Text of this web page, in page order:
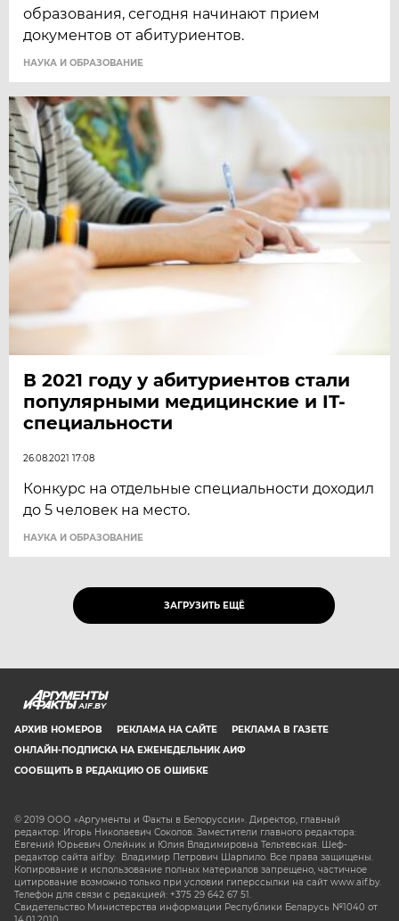
образования, сегодня начинают прием
документов от абитуриентов.
НАУКА И ОБРАЗОВАНИЕ
В 2021 году у абитуриентов стали
популярными медицинские и IT-
специальности
26.08.2021 17:08
Конкурс на отдельные специальности доходил
до 5 человек на место.
НАУКА И ОБРАЗОВАНИЕ
ЗАГРУЗИТЬ ЕЩЁ
AIF.BY
АРХИВ НОМЕРОВ РЕКЛАМА НА САЙТЕ
РЕКЛАМА В ГАЗЕТЕ
ОНЛАЙН-ПОДПИСКА НА ЕЖЕНЕДЕЛЬНИК АИФ
СООБЩИТЬ В РЕДАКЦИЮ ОБ ОШИБКЕ
© 2019 ООО «Аргументы и Факты в Белоруссии». Директор, главный
редактор: Игорь Николаевич Соколов. Заместители главного редактора:
Евгений Юрьевич Олейник и Юлия Владимировна Тельтевская. Шеф-
редактор сайта aif.by: Владимир Петрович Шарпило. Все права защищены.
Копирование и использование полных материалов запрещено, частичное
цитирование возможно только при условии гиперссылки на сайт www.aif.by.
Телефон для связи с редакцией: +375 29 642 67 51.
Свидетельство Министерства информации Республики Беларусь №1040 от